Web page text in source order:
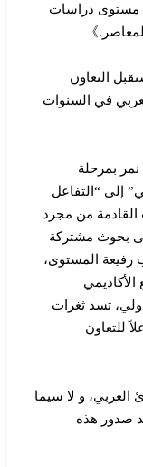
مستوى دراسات
》
التعاون
في السنوات
بمرحلة
إلى “التفاعل
من مجرد
بحوث مشتركة
رفيعة المستوى،
تسد ثغرات
للتعاون
العربي، و لا سيما
صدور هذه